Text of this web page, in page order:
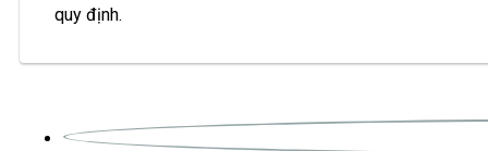
quy định.